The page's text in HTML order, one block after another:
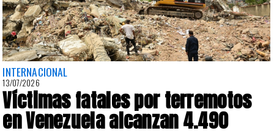
INTERNACIONAL
13/07/2026
Víctimas fatales por terremotos
en Venezuela alcanzan 4.490